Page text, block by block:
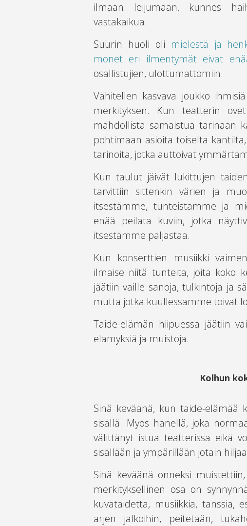
ilmaan leijumaan, kunnes
vastakaikua.
Suurin huoli oli mielestä ja
monet eri ilmentymät eivät
osallistujien, ulottumattomiin.
Vähitellen kasvava joukko
merkityksen. Kun teatterin
mahdollista samaistua tarinaan
pohtimaan asioita toiselta
tarinoita, jotka auttoivat
Kun taulut jäivät lukittujen
tarvittiin sittenkin värien ja
itsestämme, tunteistamme ja
enää peilata kuviin, jotka
itsestämme paljastaa.
Kun konserttien musiikki
ilmaise niitä tunteita, joita koko
jäätiin vaille sanoja, tulkintoja ja
mutta jotka kuullessamme toivat
Taide-elämän hiipuessa jäätiin
elämyksiä ja muistoja.
Kolhun
Sinä keväänä, kun taide-elämää
sisällä. Myös hänellä, joka
välittänyt istua teatterissa eikä
sisällään ja ympärillään jotain
Sinä keväänä onneksi
merkityksellinen osa on
kuvataidetta, musiikkia, tanssia,
arjen jalkoihin, peitetään,